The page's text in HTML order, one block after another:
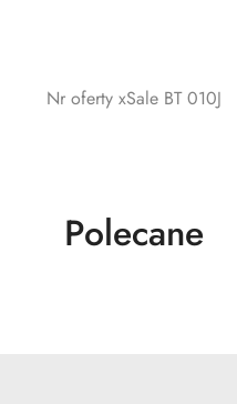
Nr oferty xSale BT 010J
Produkty
Polecane